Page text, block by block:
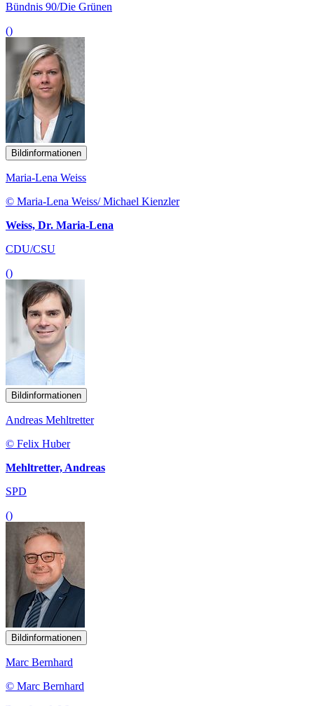
Bündnis 90/Die Grünen
()
Bildinformationen
Maria-Lena Weiss
© Maria-Lena Weiss/ Michael Kienzler
Weiss, Dr. Maria-Lena
CDU/CSU
()
Bildinformationen
Andreas Mehltretter
© Felix Huber
Mehltretter, Andreas
SPD
()
Bildinformationen
Marc Bernhard
© Marc Bernhard